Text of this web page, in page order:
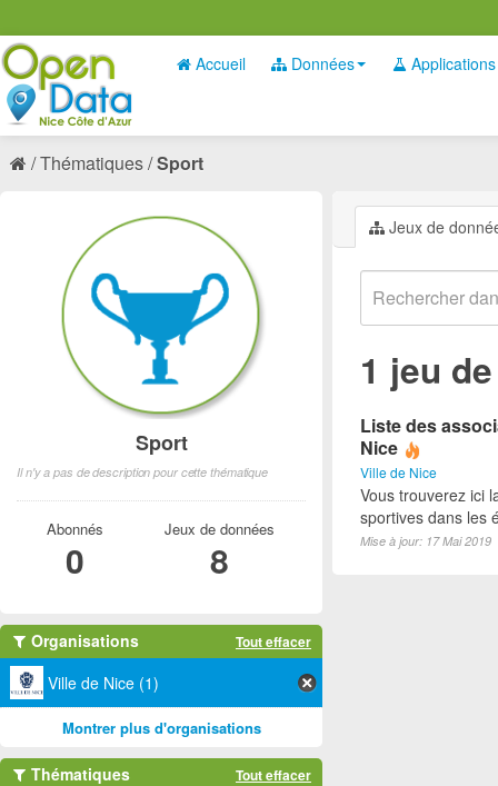
Accueil Données Applications
Thématiques Sport
Jeux de
1 jeu
Liste des
Nice
Ville de Nice
Vous trouverez ici
sportives dans les
Mise à jour: 17 Mai 2019
Sport
Il n'y a pas de description pour cette thématique
Abonnés
0
Jeux de données
8
Organisations Tout effacer
Ville de Nice (1)
Montrer plus d'organisations
Thématiques Tout effacer